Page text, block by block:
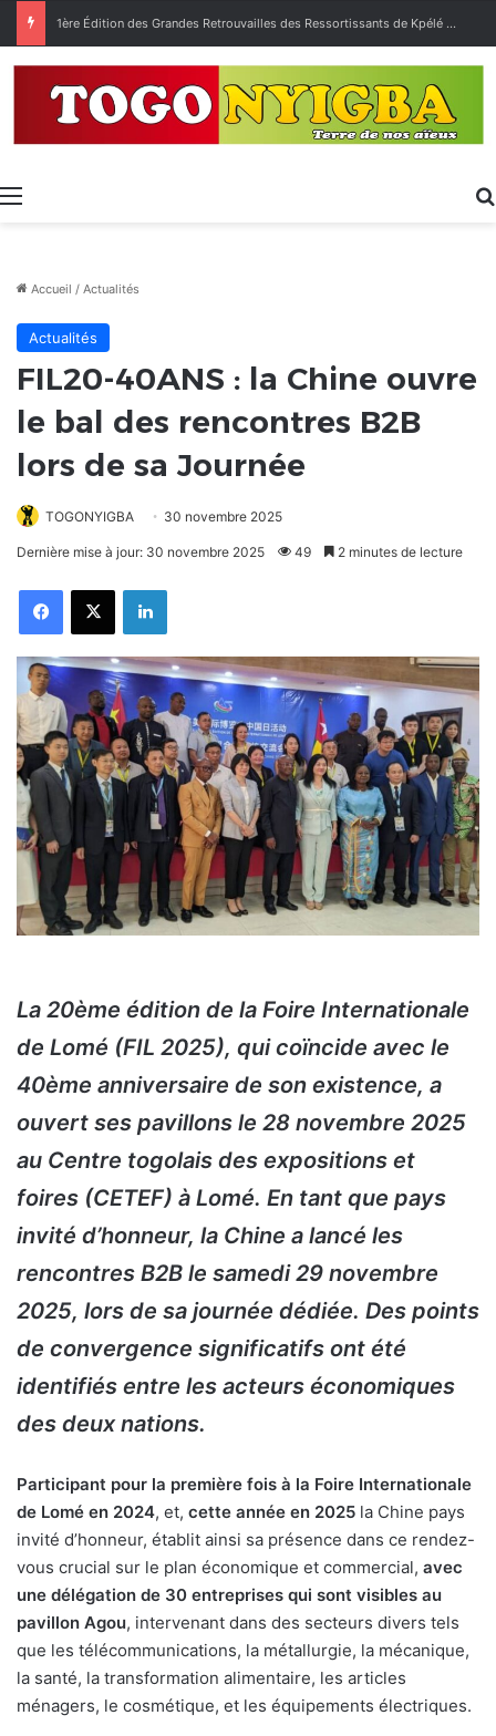
1ère Édition des Grandes Retrouvailles des Ressortissants de Kpélé Govié Apégamé / Sokpé
Menu
Accueil / Actualités
Actualités
FIL20-40ANS : la Chine ouvre
le bal des rencontres B2B
lors de sa Journée
TOGONYIGBA 30 novembre 2025
Dernière mise à jour: 30 novembre 2025 49 2 minutes de lecture
FacebookX Linkedin
La 20ème édition de la Foire Internationale
de Lomé (FIL 2025), qui coïncide avec le
40ème anniversaire de son existence, a
ouvert ses pavillons le 28 novembre 2025
au Centre togolais des expositions et
foires (CETEF) à Lomé. En tant que pays
invité d’honneur, la Chine a lancé les
rencontres B2B le samedi 29 novembre
2025, lors de sa journée dédiée. Des points
de convergence significatifs ont été
identifiés entre les acteurs économiques
des deux nations.
Participant pour la première fois à la Foire Internationale
de Lomé en 2024, et, cette année en 2025 la Chine pays
invité d’honneur, établit ainsi sa présence dans ce rendez-
vous crucial sur le plan économique et commercial, avec
une délégation de 30 entreprises qui sont visibles au
pavillon Agou, intervenant dans des secteurs divers tels
que les télécommunications, la métallurgie, la mécanique,
la santé, la transformation alimentaire, les articles
ménagers, le cosmétique, et les équipements électriques.